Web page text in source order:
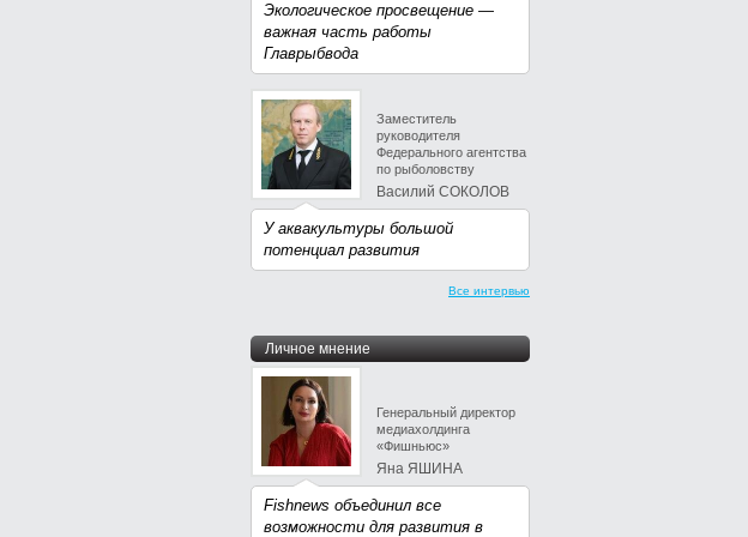
Экологическое просвещение —
важная часть работы
Главрыбвода
Заместитель
руководителя
Федерального агентства
по рыболовству
Василий СОКОЛОВ
У аквакультуры большой
потенциал развития
Все интервью
Личное мнение
Генеральный директор
медиахолдинга
«Фишньюс»
Яна ЯШИНА
Fishnews объединил все
возможности для развития в